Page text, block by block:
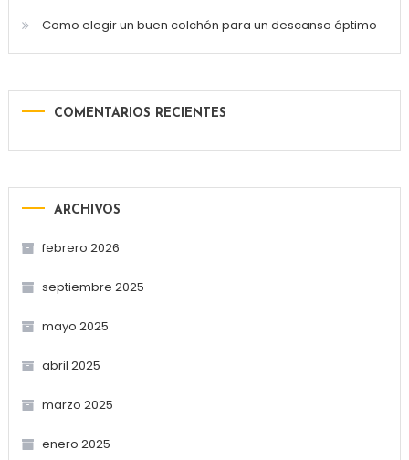
Como elegir un buen colchón para un descanso óptimo
COMENTARIOS RECIENTES
ARCHIVOS
febrero 2026
septiembre 2025
mayo 2025
abril 2025
marzo 2025
enero 2025